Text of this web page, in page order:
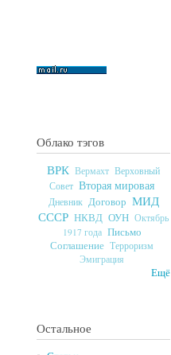
Облако тэгов
ВРК Вермахт Верховный
Совет Вторая мировая
Дневник Договор МИД
СССР НКВД ОУН Октябрь
1917 года Письмо
Соглашение Терроризм
Эмиграция
Ещё
Остальное